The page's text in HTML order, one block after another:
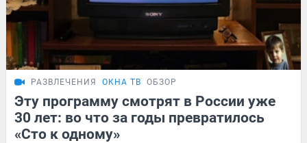
РАЗВЛЕЧЕНИЯ ОКНА ТВ ОБЗОР
Эту программу смотрят в России уже
30 лет: во что за годы превратилось
«Сто к одному»